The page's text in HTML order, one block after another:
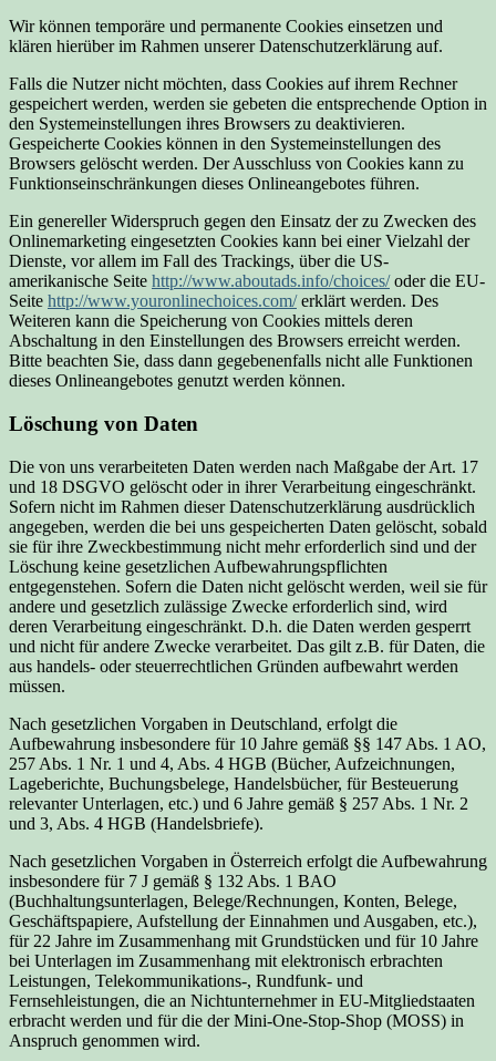
Wir können temporäre und permanente Cookies einsetzen und
klären hierüber im Rahmen unserer Datenschutzerklärung auf.
Falls die Nutzer nicht möchten, dass Cookies auf ihrem Rechner
gespeichert werden, werden sie gebeten die entsprechende Option in
den Systemeinstellungen ihres Browsers zu deaktivieren.
Gespeicherte Cookies können in den Systemeinstellungen des
Browsers gelöscht werden. Der Ausschluss von Cookies kann zu
Funktionseinschränkungen dieses Onlineangebotes führen.
Ein genereller Widerspruch gegen den Einsatz der zu Zwecken des
Onlinemarketing eingesetzten Cookies kann bei einer Vielzahl der
Dienste, vor allem im Fall des Trackings, über die US-
amerikanische Seite http://www.aboutads.info/choices/oder die EU-
Seite http://www.youronlinechoices.com/erklärt werden. Des
Weiteren kann die Speicherung von Cookies mittels deren
Abschaltung in den Einstellungen des Browsers erreicht werden.
Bitte beachten Sie, dass dann gegebenenfalls nicht alle Funktionen
dieses Onlineangebotes genutzt werden können.
Löschung von Daten
Die von uns verarbeiteten Daten werden nach Maßgabe der Art. 17
und 18 DSGVO gelöscht oder in ihrer Verarbeitung eingeschränkt.
Sofern nicht im Rahmen dieser Datenschutzerklärung ausdrücklich
angegeben, werden die bei uns gespeicherten Daten gelöscht, sobald
sie für ihre Zweckbestimmung nicht mehr erforderlich sind und der
Löschung keine gesetzlichen Aufbewahrungspflichten
entgegenstehen. Sofern die Daten nicht gelöscht werden, weil sie für
andere und gesetzlich zulässige Zwecke erforderlich sind, wird
deren Verarbeitung eingeschränkt. D.h. die Daten werden gesperrt
und nicht für andere Zwecke verarbeitet. Das gilt z.B. für Daten, die
aus handels- oder steuerrechtlichen Gründen aufbewahrt werden
müssen.
Nach gesetzlichen Vorgaben in Deutschland, erfolgt die
Aufbewahrung insbesondere für 10 Jahre gemäß §§ 147 Abs. 1 AO,
257 Abs. 1 Nr. 1 und 4, Abs. 4 HGB (Bücher, Aufzeichnungen,
Lageberichte, Buchungsbelege, Handelsbücher, für Besteuerung
relevanter Unterlagen, etc.) und 6 Jahre gemäß § 257 Abs. 1 Nr. 2
und 3, Abs. 4 HGB (Handelsbriefe).
Nach gesetzlichen Vorgaben in Österreich erfolgt die Aufbewahrung
insbesondere für 7 J gemäß § 132 Abs. 1 BAO
(Buchhaltungsunterlagen, Belege/Rechnungen, Konten, Belege,
Geschäftspapiere, Aufstellung der Einnahmen und Ausgaben, etc.),
für 22 Jahre im Zusammenhang mit Grundstücken und für 10 Jahre
bei Unterlagen im Zusammenhang mit elektronisch erbrachten
Leistungen, Telekommunikations-, Rundfunk- und
Fernsehleistungen, die an Nichtunternehmer in EU-Mitgliedstaaten
erbracht werden und für die der Mini-One-Stop-Shop (MOSS) in
Anspruch genommen wird.